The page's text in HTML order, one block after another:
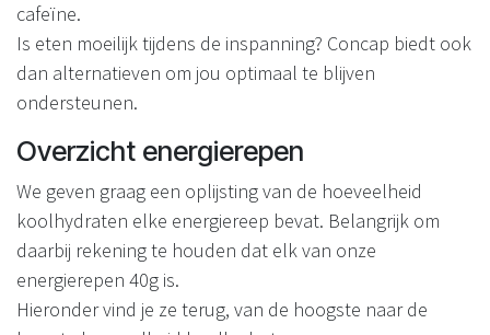
cafeïne.
Is eten moeilijk tijdens de inspanning? Concap biedt ook
dan alternatieven om jou optimaal te blijven
ondersteunen.
Overzicht energierepen
We geven graag een oplijsting van de hoeveelheid
koolhydraten elke energiereep bevat. Belangrijk om
daarbij rekening te houden dat elk van onze
energierepen 40g is.
Hieronder vind je ze terug, van de hoogste naar de